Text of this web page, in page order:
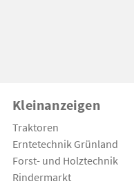
Kleinanzeigen
Traktoren
Erntetechnik Grünland
Forst- und Holztechnik
Rindermarkt